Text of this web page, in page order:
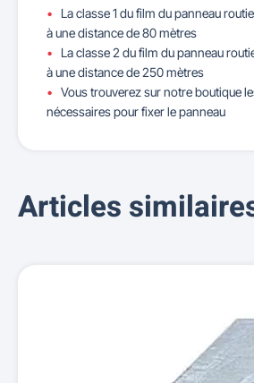
La classe 1 du film du panneau
à une distance de 80 mètres
La classe 2 du film du panneau
à une distance de 250 mètres
Vous trouverez sur notre boutique
nécessaires pour fixer le panneau
Articles